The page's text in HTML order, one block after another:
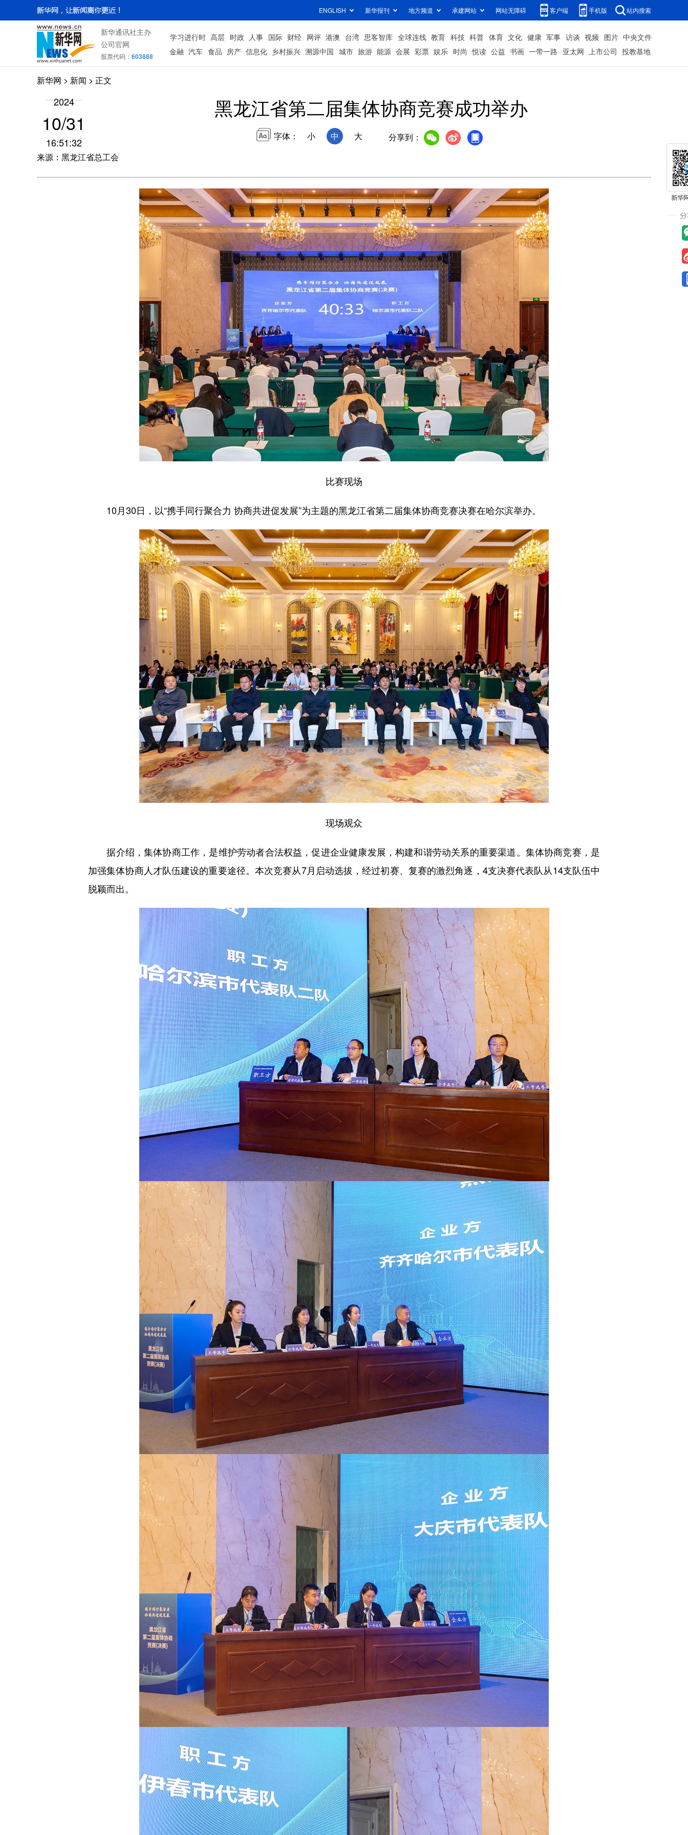
ENGLISH 新华报刊 地方频道 承建网站 网站无障碍 客户端 手机版 站内搜索
新华通讯社主办
公司官网
股票代码： 603888
学习进行时 高层 时政 人事 国际 财经 网评 港澳 台湾 思客智库 全球连线 教育 科技 科普 体育 文化 健康 军事 访谈 视频 图片 中央文件
金融 汽车 食品 房产 信息化 乡村振兴 溯源中国 城市 旅游 能源 会展 彩票 娱乐 时尚 悦读 公益 书画 一带一路 亚太网 上市公司 投教基地
新华网 > 新闻 > 正文
2024
10/31
16:51:32
来源：黑龙江省总工会
黑龙江省第二届集体协商竞赛成功举办
字体： 小 中 大 分享到：
比赛现场
10月30日，以“携手同行聚合力 协商共进促发展”为主题的黑龙江省第二届集体协商竞赛决赛在哈尔滨举办。
现场观众
据介绍，集体协商工作，是维护劳动者合法权益，促进企业健康发展，构建和谐劳动关系的重要渠道。集体协商竞赛，是
加强集体协商人才队伍建设的重要途径。本次竞赛从7月启动选拔，经过初赛、复赛的激烈角逐，4支决赛代表队从14支队伍中
脱颖而出。